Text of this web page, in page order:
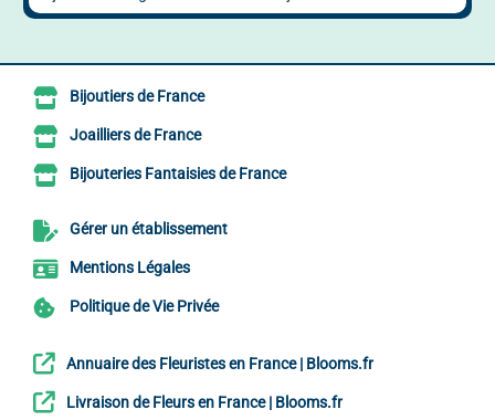
Bijoutiers de France
Joailliers de France
Bijouteries Fantaisies de France
Gérer un établissement
Mentions Légales
Politique de Vie Privée
Annuaire des Fleuristes en France | Blooms.fr
Livraison de Fleurs en France | Blooms.fr